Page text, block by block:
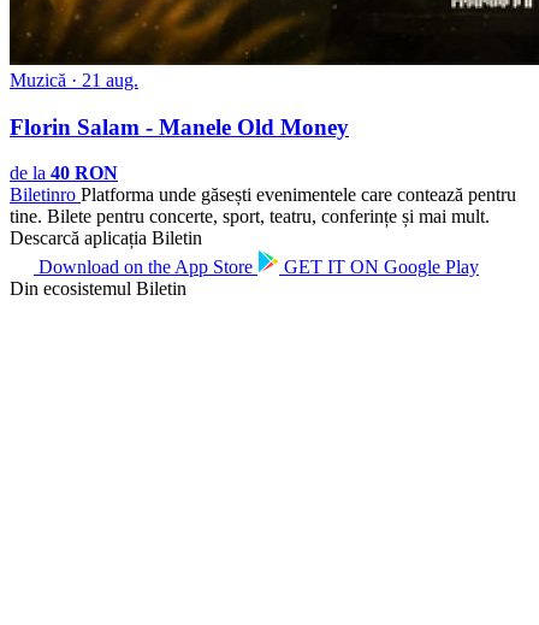
Muzică · 21 aug.
Florin Salam - Manele Old Money
de la 40 RON
Biletinro Platforma unde găsești evenimentele care contează pentru
tine. Bilete pentru concerte, sport, teatru, conferințe și mai mult.
Descarcă aplicația Biletin
Download on the App Store GET IT ON Google Play
Din ecosistemul Biletin